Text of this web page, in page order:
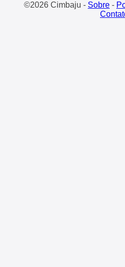
©2026 Cimbaju - Sobre-